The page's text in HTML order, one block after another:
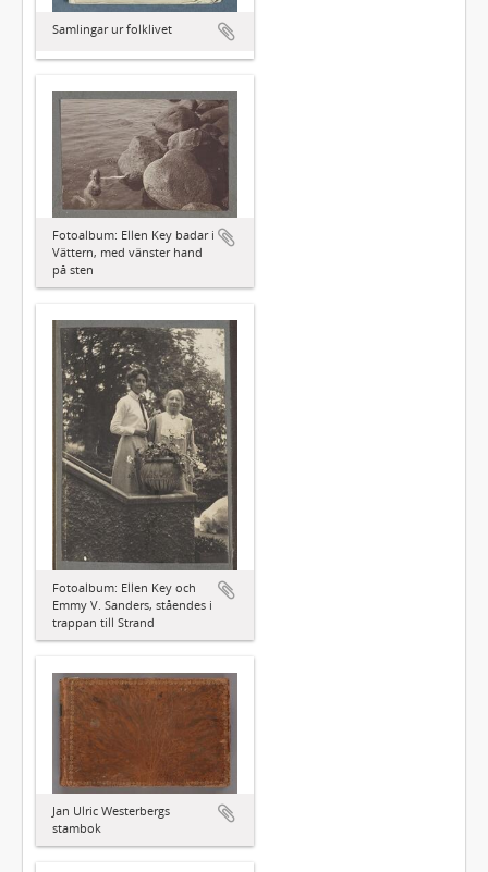
Samlingar ur folklivet
Fotoalbum: Ellen Key badar i
Vättern, med vänster hand
på sten
Fotoalbum: Ellen Key och
Emmy V. Sanders, ståendes i
trappan till Strand
Jan Ulric Westerbergs
stambok